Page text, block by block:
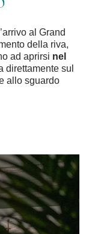
al Grand
della riva,
ad aprirsi nel
direttamente sul
allo sguardo